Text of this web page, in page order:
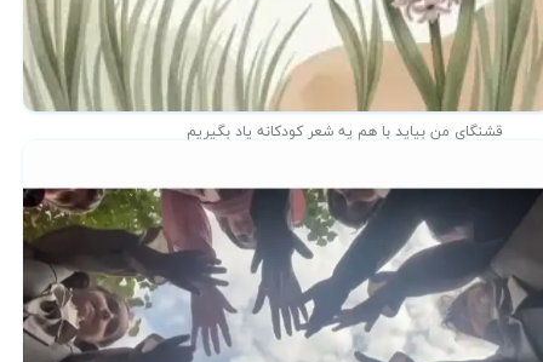
قشنگای من بيايد با هم یه شعر کودکانه ياد بگیریم